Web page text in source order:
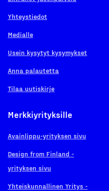
Yhteystiedot
Medialle
Usein kysytyt kysymykset
Anna palautetta
Tilaa uutiskirje
Merkkiyrityksille
Avainlippu-yrityksen sivu
Design from Finland -
yrityksen sivu
Yhteiskunnallinen Yritys -